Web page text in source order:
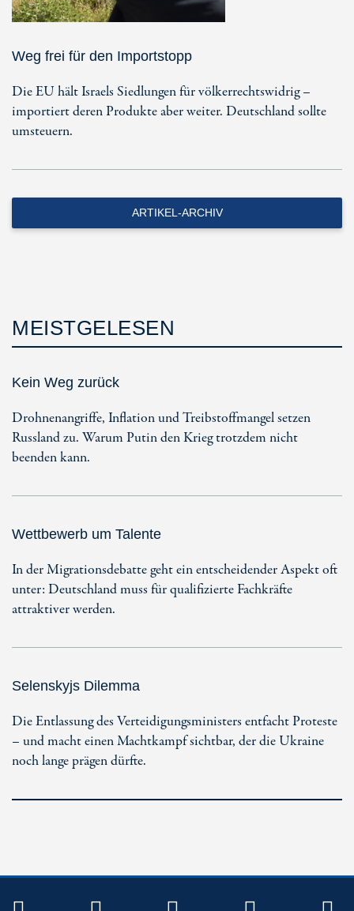
Weg frei für den Importstopp
Die EU hält Israels Siedlungen für völkerrechtswidrig –
importiert deren Produkte aber weiter. Deutschland sollte
umsteuern.
ARTIKEL-ARCHIV
MEISTGELESEN
Kein Weg zurück
Drohnenangriffe, Inflation und Treibstoffmangel setzen
Russland zu. Warum Putin den Krieg trotzdem nicht
beenden kann.
Wettbewerb um Talente
In der Migrationsdebatte geht ein entscheidender Aspekt oft
unter: Deutschland muss für qualifizierte Fachkräfte
attraktiver werden.
Selenskyjs Dilemma
Die Entlassung des Verteidigungsministers entfacht Proteste
– und macht einen Machtkampf sichtbar, der die Ukraine
noch lange prägen dürfte.
TWITTERFACEBOOKINSTAGRAM